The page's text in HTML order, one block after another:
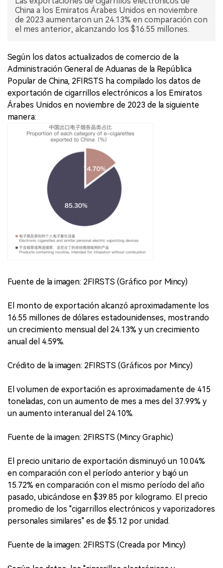
China a los Emiratos Árabes Unidos en noviembre
de 2023 aumentaron un 24.13% en comparación con
el mes anterior, alcanzando los $16.55 millones.
Según los datos actualizados de comercio de la
Administración General de Aduanas de la República
Popular de China, 2FIRSTS ha compilado los datos de
exportación de cigarrillos electrónicos a los Emiratos
Árabes Unidos en noviembre de 2023 de la siguiente
manera:
Fuente de la imagen: 2FIRSTS (Gráfico por Mincy)
El monto de exportación alcanzó aproximadamente los
16.55 millones de dólares estadounidenses, mostrando
un crecimiento mensual del 24.13% y un crecimiento
anual del 4.59%.
Crédito de la imagen: 2FIRSTS (Gráficos por Mincy)
El volumen de exportación es aproximadamente de 415
toneladas, con un aumento de mes a mes del 37.99% y
un aumento interanual del 24.10%.
Fuente de la imagen: 2FIRSTS (Mincy Graphic)
El precio unitario de exportación disminuyó un 10.04%
en comparación con el período anterior y bajó un
15.72% en comparación con el mismo período del año
pasado, ubicándose en $39.85 por kilogramo. El precio
promedio de los "cigarrillos electrónicos y vaporizadores
personales similares" es de $5.12 por unidad.
Fuente de la imagen: 2FIRSTS (Creada por Mincy)